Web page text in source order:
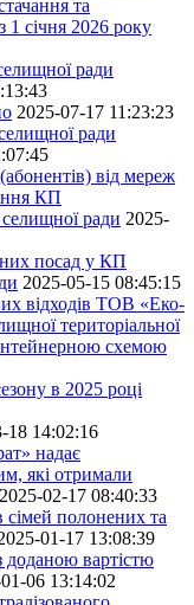
та
1 січня 2026 року
ради
2025-07-17 11:23:23
ради
від мереж
КП
ради 2025-
посад у КП
2025-05-15 08:45:15
відходів ТОВ «Еко-
територіальної
схемою
в 2025 році
18 14:02:16
надає
які отримали
2025-02-17 08:40:33
сімей полонених та
01-17 13:08:39
доданою вартістю
06 13:14:02